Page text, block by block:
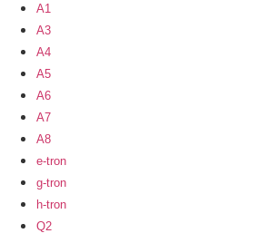
A1
A3
A4
A5
A6
A7
A8
e-tron
g-tron
h-tron
Q2